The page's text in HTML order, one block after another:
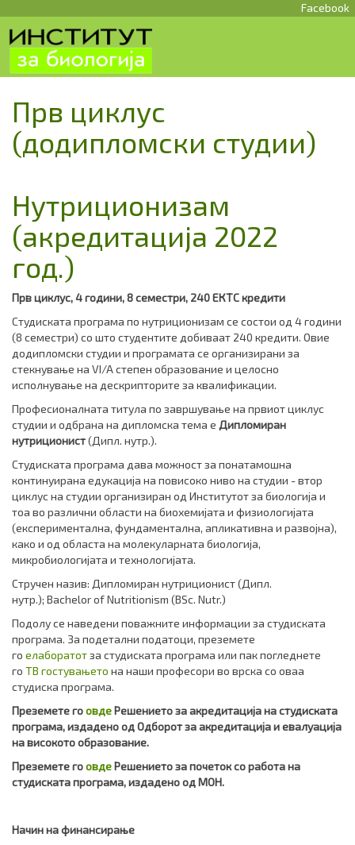
Facebook
Прв циклус
(додипломски студии)
Нутриционизам
(акредитација 2022
год.)
Прв циклус, 4 години, 8 семестри, 240ЕКТСкредити
Студиската програма по нутриционизам се состои од 4 години
(8 семестри) со што студентите добиваат 240 кредити. Овие
додипломски студии и програмата се организирани за
стекнување на VI/A степен образование и целосно
исполнување на дескрипторите за квалификации.
Професионалната титула по завршување на првиот циклус
студии и одбрана на дипломска тема е Дипломиран
нутриционист(Дипл. нутр.).
Студиската програма дава можност за понатамошна
континуирана едукација на повисоко ниво на студии - втор
циклус на студии организиран од Институтот за биологија и
тоа во различни области на биохемијата и физиологијата
(експериментална, фундаментална, апликативна и развојна),
како и од областа на молекуларната биологија,
микробиологијата и технологијата.
Стручен назив: Дипломиран нутриционист (Дипл.
нутр.); Bachelor of Nutritionism (BSc. Nutr.)
Подолу се наведени поважните информации за студиската
програма. За подетални податоци, преземете
го елаборатотза студиската програма или пак погледнете
го ТВ гостувањето на наши професори во врска со оваа
студиска програма.
Преземете гоовдеРешението за акредитација на студиската
програма, издадено од Одборот за акредитација и евалуација
на високото образование.
Преземете гоовдеРешението за почеток со работа на
студиската програма, издадено од МОН.
Начин на финансирање